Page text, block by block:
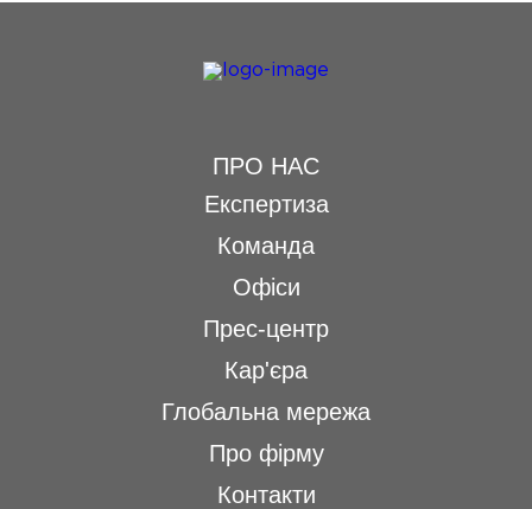
ПРО НАС
Експертиза
Команда
Офіси
Прес-центр
Кар'єра
Глобальна мережа
Про фірму
Контакти